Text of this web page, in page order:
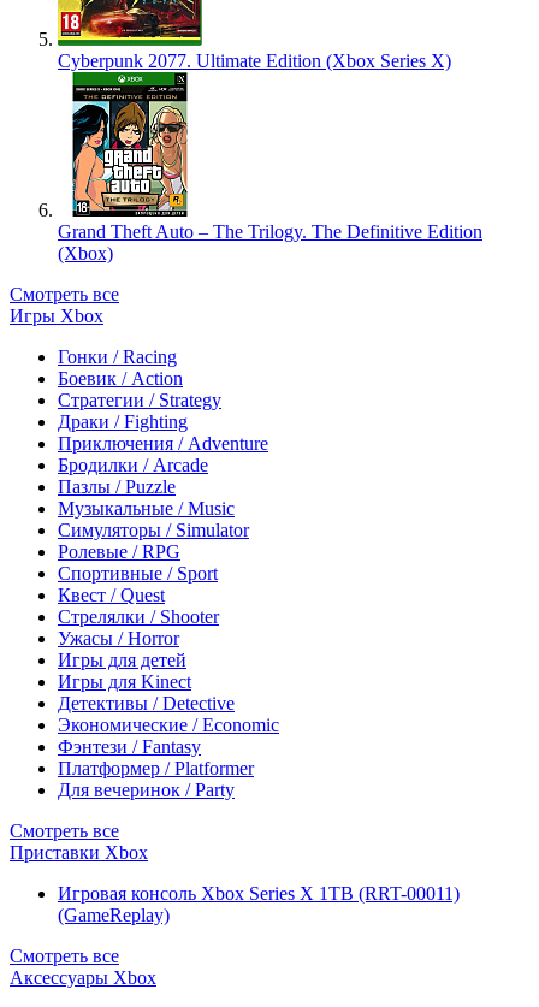
Cyberpunk 2077. Ultimate Edition (Xbox Series X)
Grand Theft Auto – The Trilogy. The Definitive Edition
(Xbox)
Смотреть все
Игры Xbox
Гонки / Racing
Боевик / Action
Стратегии / Strategy
Драки / Fighting
Приключения / Adventure
Бродилки / Arcade
Пазлы / Puzzle
Музыкальные / Music
Симуляторы / Simulator
Ролевые / RPG
Спортивные / Sport
Квест / Quest
Стрелялки / Shooter
Ужасы / Horror
Игры для детей
Игры для Kinect
Детективы / Detective
Экономические / Economic
Фэнтези / Fantasy
Платформер / Platformer
Для вечеринок / Party
Смотреть все
Приставки Xbox
Игровая консоль Xbox Series X 1TB (RRT-00011)
(GameReplay)
Смотреть все
Аксессуары Xbox